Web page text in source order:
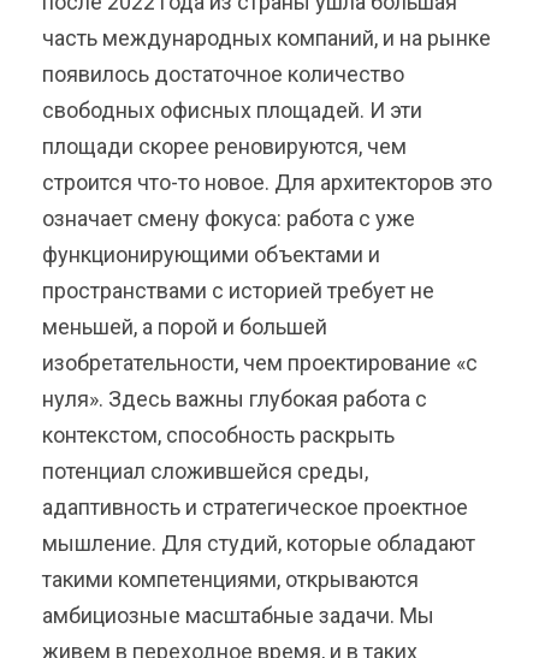
часть международных компаний, и на рынке
появилось достаточное количество
свободных офисных площадей. И эти
площади скорее реновируются, чем
строится что-то новое. Для архитекторов это
означает смену фокуса: работа с уже
функционирующими объектами и
пространствами с историей требует не
меньшей, а порой и большей
изобретательности, чем проектирование «с
нуля». Здесь важны глубокая работа с
контекстом, способность раскрыть
потенциал сложившейся среды,
адаптивность и стратегическое проектное
мышление. Для студий, которые обладают
такими компетенциями, открываются
амбициозные масштабные задачи. Мы
живем в переходное время, и в таких